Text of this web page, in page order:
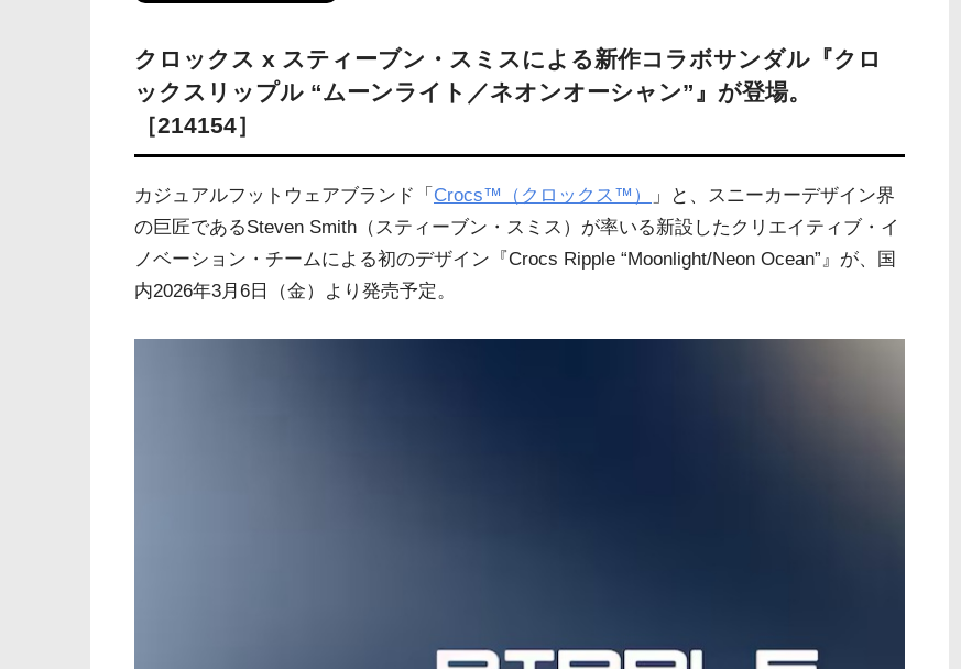
クロックス x スティーブン・スミスによる新作コラボサンダル『クロ
ックスリップル “ムーンライト／ネオンオーシャン”』が登場。
［214154］
カジュアルフットウェアブランド「 Crocs™（クロックス™）
」と、スニーカーデザイン界
の巨匠であるSteven Smith（スティーブン・スミス）が率いる新設したクリエイティブ・イ
ノベーション・チームによる初のデザイン『Crocs Ripple “Moonlight/Neon Ocean”』が、国
内2026年3月6日（金）より発売予定。